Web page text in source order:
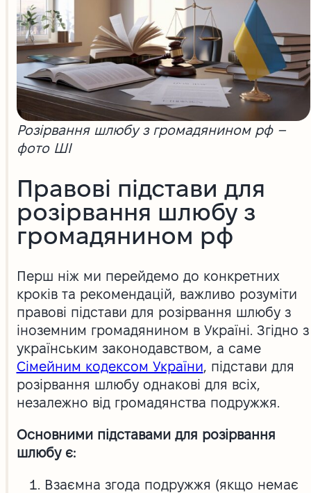
Розірвання шлюбу з громадянином рф –
фото ШІ
Правові підстави для
розірвання шлюбу з
громадянином рф
Перш ніж ми перейдемо до конкретних
кроків та рекомендацій, важливо розуміти
правові підстави для розірвання шлюбу з
іноземним громадянином в Україні. Згідно з
українським законодавством, а саме
Сімейним кодексом України, підстави для
розірвання шлюбу однакові для всіх,
незалежно від громадянства подружжя.
Основними підставами для розірвання
шлюбу є:
Взаємна згода подружжя (якщо немає